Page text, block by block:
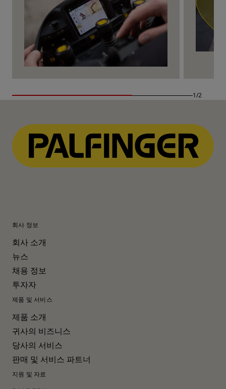
1/2
회사 정보
회사 소개
뉴스
채용 정보
투자자
제품 및 서비스
제품 소개
귀사의 비즈니스
당사의 서비스
판매 및 서비스 파트너
지원 및 자료